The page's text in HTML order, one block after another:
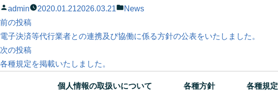
投
稿
者:
admin 2020.01.212026.03.21
カ
ゴ
News
投
稿
ナ
前の投稿前
の
投
稿:
電子決済等代行業者との連携及び協働に係る方針の公表をいたしました。
次の投稿次
の
各種規定を掲載いたしました。
個人情報の取扱いについて 各種方針 各種規定